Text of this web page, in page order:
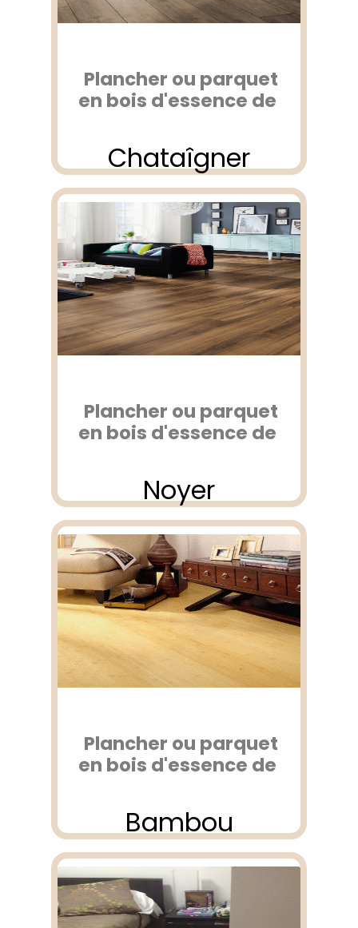
Plancher ou parquet
en bois d'essence de
Chataîgner
Plancher ou parquet
en bois d'essence de
Noyer
Plancher ou parquet
en bois d'essence de
Bambou